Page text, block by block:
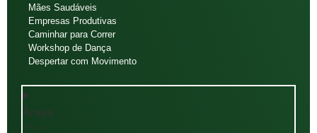
Mães Saudáveis
Empresas Produtivas
Caminhar para Correr
Workshop de Dança
Despertar com Movimento
Áreas